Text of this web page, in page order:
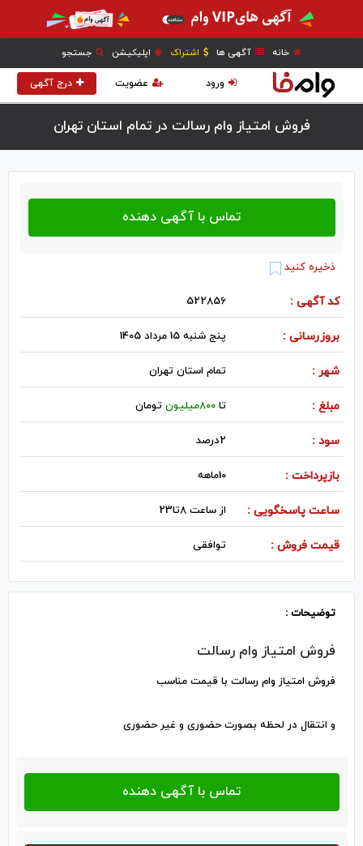
خانه آگهی ها اشتراک اپلیکیشن جستجو
درج آگهی عضویت ورود
فروش امتیاز وام رسالت در تمام استان تهران
ذخیره کنید
کد آگهی : 522856
بروزرسانی : پنج شنبه 15 مرداد 1405
شهر : تمام استان تهران
مبلغ : تا800میلیون تومان
سود : 2درصد
بازپرداخت : 10ماهه
ساعت پاسخگویی : از ساعت 8تا23
قیمت فروش : توافقی
توضیحات :
فروش امتیاز وام رسالت
فروش امتیاز وام رسالت با قیمت مناسب
و انتقال در لحظه بصورت حضوری و غیر حضوری